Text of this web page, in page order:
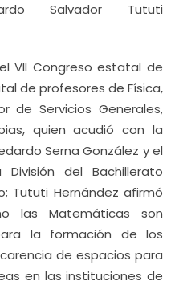
Salvador Tututi
VII Congreso estatal de
de profesores de Física,
de Servicios Generales,
quien acudió con la
Serna González y el
del Bachillerato
Tututi Hernández afirmó
las Matemáticas son
la formación de los
de espacios para
en las instituciones de